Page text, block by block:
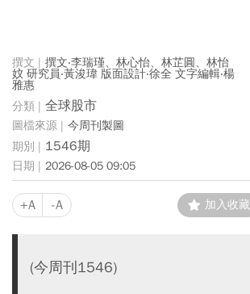
撰文‧李瑞瑾、林心怡、林芷圓、林怡
妏 研究員‧黃浚瑋 版面設計‧徐全 文字編輯‧楊
雅惠
全球股市
今周刊製圖
1546期
2026-08-05 09:05
+A -A 加入收藏
(今周刊1546)